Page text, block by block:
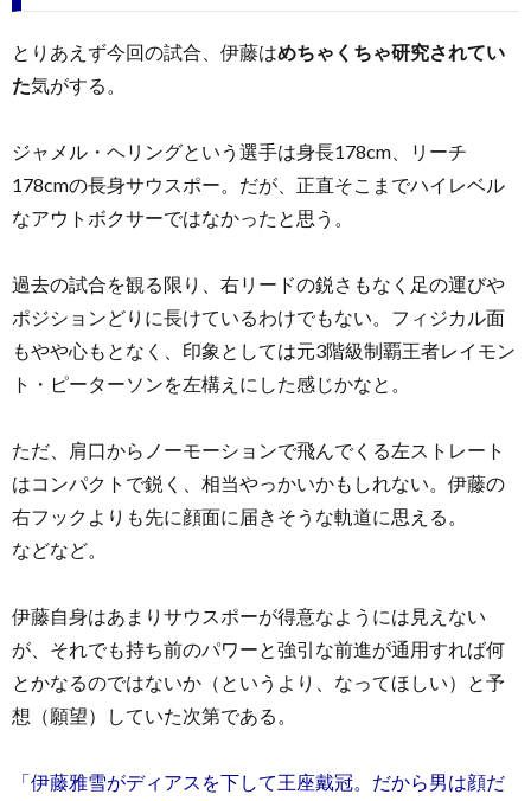
とりあえず今回の試合、伊藤はめちゃくちゃ研究されてい
た気がする。
ジャメル・ヘリングという選手は身長178cm、リーチ
178cmの長身サウスポー。だが、正直そこまでハイレベル
なアウトボクサーではなかったと思う。
過去の試合を観る限り、右リードの鋭さもなく足の運びや
ポジションどりに長けているわけでもない。フィジカル面
もやや心もとなく、印象としては元3階級制覇王者レイモン
ト・ピーターソンを左構えにした感じかなと。
ただ、肩口からノーモーションで飛んでくる左ストレート
はコンパクトで鋭く、相当やっかいかもしれない。伊藤の
右フックよりも先に顔面に届きそうな軌道に思える。
などなど。
伊藤自身はあまりサウスポーが得意なようには見えない
が、それでも持ち前のパワーと強引な前進が通用すれば何
とかなるのではないか（というより、なってほしい）と予
想（願望）していた次第である。
「伊藤雅雪がディアスを下して王座戴冠。だから男は顔だ